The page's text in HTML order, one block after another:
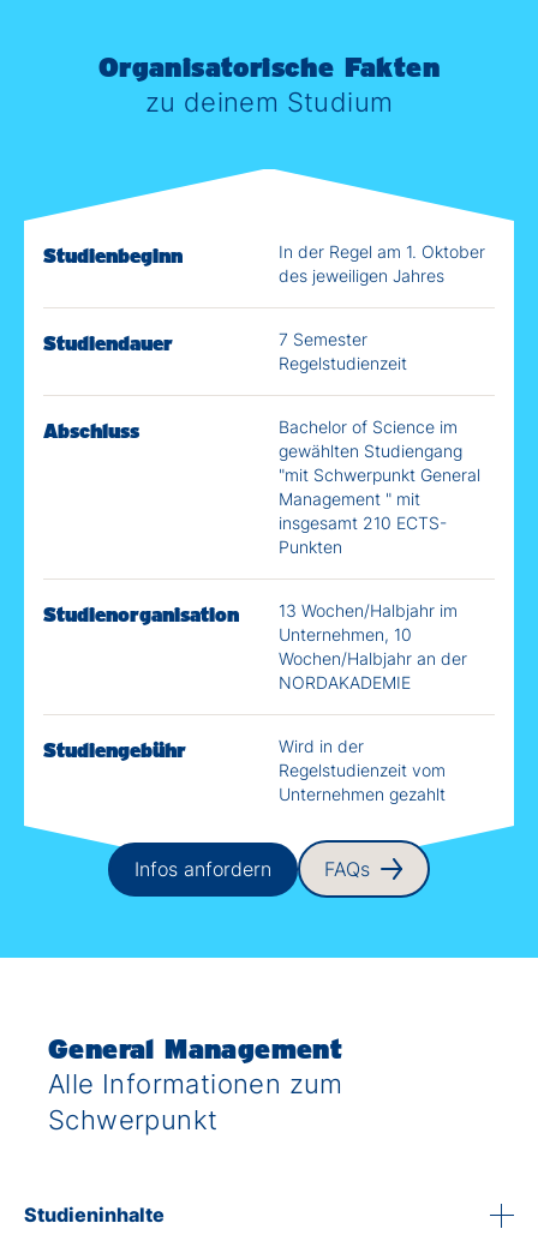
Organisatorische Fakten
zu deinem Studium
Studienbeginn
In der Regel am 1. Oktober
des jeweiligen Jahres
Studiendauer
7 Semester
Regelstudienzeit
Abschluss
Bachelor of Science im
gewählten Studiengang
"mit Schwerpunkt General
Management " mit
insgesamt 210 ECTS-
Punkten
Studienorganisation
13 Wochen/Halbjahr im
Unternehmen, 10
Wochen/Halbjahr an der
NORDAKADEMIE
Studiengebühr
Wird in der
Regelstudienzeit vom
Unternehmen gezahlt
Infos anfordern FAQs
General Management
Alle Informationen zum
Schwerpunkt
Studieninhalte